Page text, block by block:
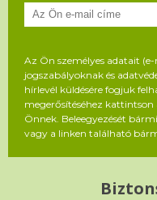
Az Ön személyes adatait
jogszabályoknak és
hírlevél küldésére fogjuk
megerősítéséhez
Önnek. Beleegyezését
vagy a linken található